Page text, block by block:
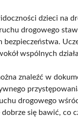
dzieci na
drogowego
bezpieczeństwa.
wspólnych
znaleźć w
drogowego
się bawić, co